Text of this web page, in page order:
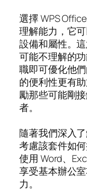
選擇 WPS
理解能力，它
設備和屬性。
可能不理解的
職即可優化他
的便利性更有
勵那些可能剛
者。
隨著我們深入
考慮該套件如
使用 Word、
享受基本辦公
力。